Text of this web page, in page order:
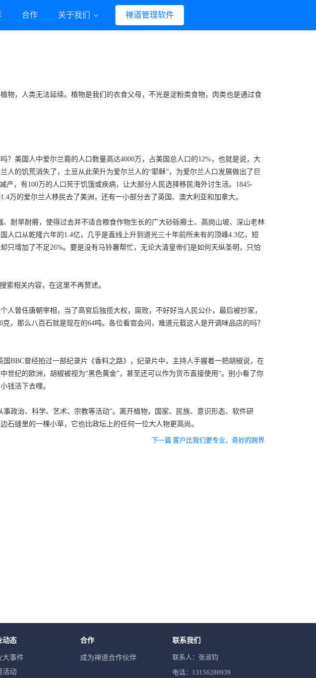
合作 关于我们 禅道管理软件
物，人类无法延续。植物是我们的衣食父母，不光是淀粉类食物，肉类也是通过食
？美国人中爱尔兰裔的人口数量高达4000万，占美国总人口的12%，也就是说，大
人的饥荒消失了，土豆从此荣升为爱尔兰人的“耶稣”，为爱尔兰人口发展做出了巨
产，有100万的人口死于饥饿或疾病，让大部分人民选择移民海外讨生活。1845-
万的爱尔兰人移民去了美洲，还有一小部分去了英国、澳大利亚和加拿大。
耐旱耐瘠，使得过去并不适合粮食作物生长的广大砂砾瘠土、高岗山坡、深山老林
人口从乾隆六年的1.4亿，几乎是直线上升到道光三十年前所未有的顶峰4.3亿，短
只增加了不足26%。要是没有马铃薯帮忙，无论大清皇帝们是如何天纵圣明，只怕
索相关内容，在这里不再赘述。
曾任唐朝宰相，当了高官后独揽大权，腐败，不好好当人民公仆，最后被抄家，
，那么八百石就是现在的64吨。各位看官会问，难道元载这人是开调味品店的吗？
BBC曾经拍过一部纪录片《香料之路》，纪录片中，主持人手握着一把胡椒说，在
世纪的欧洲，胡椒被视为“黑色黄金”，甚至还可以作为货币直接使用“。别小看了你
钱活下去哩。
政治、科学、艺术、宗教等活动”。离开植物，国家、民族、意识形态、软件研
缝里的一棵小草，它也比政坛上的任何一位大人物更高尚。
下一篇 客户比我们更专业，奇妙的跨界
动态
大事件
活动
合作
成为禅道合作伙伴
联系我们
联系人：张淑钧
电话：13156280939